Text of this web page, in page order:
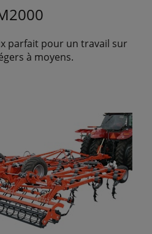
parfait pour un travail sur
à moyens.